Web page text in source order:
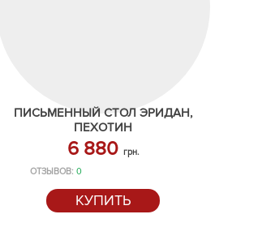
ПИСЬМЕННЫЙ СТОЛ ЭРИДАН,
ПЕХОТИН
6 880 грн.
ОТЗЫВОВ: 0
КУПИТЬ